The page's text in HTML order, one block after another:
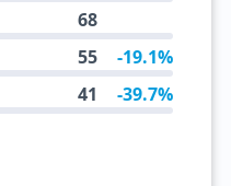
68
55 -19.1%
41 -39.7%